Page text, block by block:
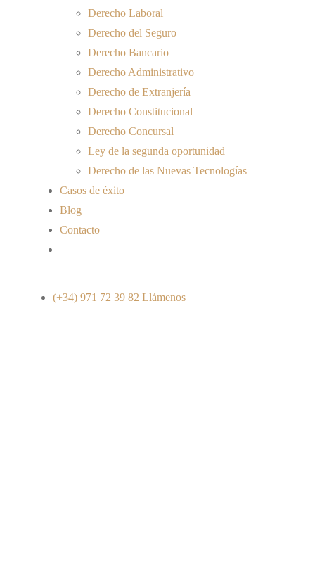
Derecho Laboral
Derecho del Seguro
Derecho Bancario
Derecho Administrativo
Derecho de Extranjería
Derecho Constitucional
Derecho Concursal
Ley de la segunda oportunidad
Derecho de las Nuevas Tecnologías
Casos de éxito
Blog
Contacto
(+34) 971 72 39 82 Llámenos